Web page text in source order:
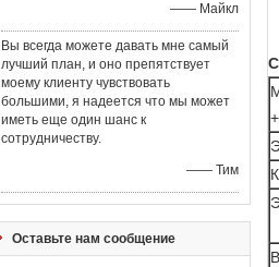
—— Майкл
Вы всегда можете давать мне самый
лучший план, и оно препятствует
моему клиенту чувствовать
большими, я надеется что мы может
иметь еще один шанс к
сотрудничеству.
—— Тим
Оставьте нам сообщение